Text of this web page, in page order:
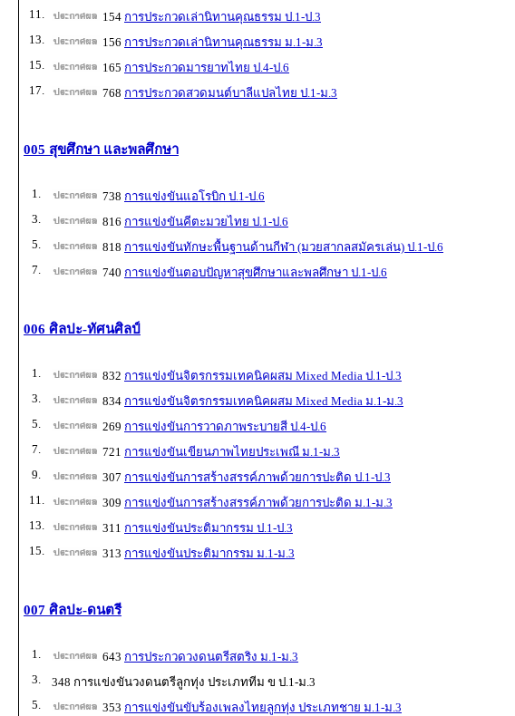
11.
154 การประกวดเล่านิทานคุณธรรม ป.1-ป.3
13.
156 การประกวดเล่านิทานคุณธรรม ม.1-ม.3
15.
165 การประกวดมารยาทไทย ป.4-ป.6
17.
768 การประกวดสวดมนต์บาลีแปลไทย ป.1-ม.3
005 สุขศึกษา และพลศึกษา
1. 738 การแข่งขันแอโรบิก ป.1-ป.6
3.
816 การแข่งขันคีตะมวยไทย ป.1-ป.6
5.
818 การแข่งขันทักษะพื้นฐานด้านกีฬา (มวยสากลสมัครเล่น) ป.1-ป.6
7.
740 การแข่งขันตอบปัญหาสุขศึกษาและพลศึกษา ป.1-ป.6
006 ศิลปะ-ทัศนศิลป์
1. 832 การแข่งขันจิตรกรรมเทคนิคผสม Mixed Media ป.1-ป.3
3.
834 การแข่งขันจิตรกรรมเทคนิคผสม Mixed Media ม.1-ม.3
5.
269 การแข่งขันการวาดภาพระบายสี ป.4-ป.6
7.
721 การแข่งขันเขียนภาพไทยประเพณี ม.1-ม.3
9.
307 การแข่งขันการสร้างสรรค์ภาพด้วยการปะติด ป.1-ป.3
11.
309 การแข่งขันการสร้างสรรค์ภาพด้วยการปะติด ม.1-ม.3
13.
311 การแข่งขันประติมากรรม ป.1-ป.3
15.
313 การแข่งขันประติมากรรม ม.1-ม.3
007 ศิลปะ-ดนตรี
1. 643 การประกวดวงดนตรีสตริง ม.1-ม.3
3.
348 การแข่งขันวงดนตรีลูกทุ่ง ประเภททีม ข ป.1-ม.3
5.
353 การแข่งขันขับร้องเพลงไทยลูกทุ่ง ประเภทชาย ม.1-ม.3